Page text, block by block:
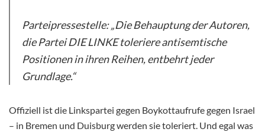
Parteipressestelle: „Die Behauptung der Autoren,
die Partei DIE LINKE toleriere antisemtische
Positionen in ihren Reihen, entbehrt jeder
Grundlage.“
Offiziell ist die Linkspartei gegen Boykottaufrufe gegen Israel
– in Bremen und Duisburg werden sie toleriert. Und egal was